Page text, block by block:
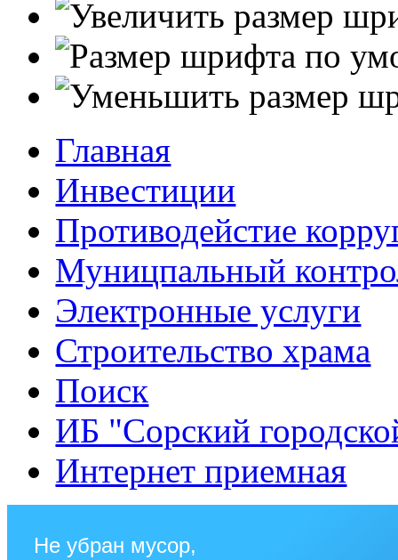
Главная
Инвестиции
Противодейстие
Муницпальный
Электронные услуги
Строительство храма
Поиск
ИБ "Сорский
Интернет приемная
Не убран мусор,